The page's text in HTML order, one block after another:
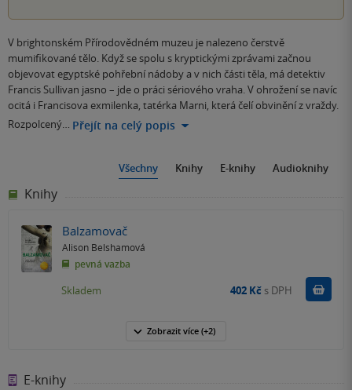
V brightonském Přírodovědném muzeu je nalezeno čerstvě
mumifikované tělo. Když se spolu s kryptickými zprávami začnou
objevovat egyptské pohřební nádoby a v nich části těla, má detektiv
Francis Sullivan jasno – jde o práci sériového vraha. V ohrožení se navíc
ocitá i Francisova exmilenka, tatérka Marni, která čelí obvinění z vraždy.
Rozpolcený… Přejít na celý popis
Všechny Knihy E-knihy Audioknihy
Knihy
Balzamovač
Alison Belshamová
pevná vazba
Skladem 402 Kč s DPH
Zobrazit více (+2)
E-knihy